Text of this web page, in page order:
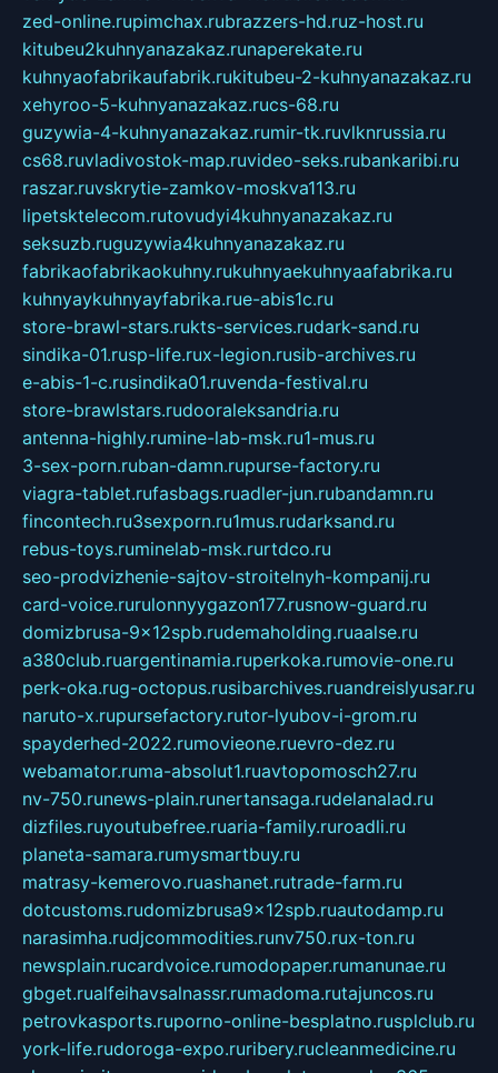
zed-online.rupimchax.rubrazzers-hd.ruz-host.ru
kitubeu2kuhnyanazakaz.runaperekate.ru
kuhnyaofabrikaufabrik.rukitubeu-2-kuhnyanazakaz.ru
xehyroo-5-kuhnyanazakaz.rucs-68.ru
guzywia-4-kuhnyanazakaz.rumir-tk.ruvlknrussia.ru
cs68.ruvladivostok-map.ruvideo-seks.rubankaribi.ru
raszar.ruvskrytie-zamkov-moskva113.ru
lipetsktelecom.rutovudyi4kuhnyanazakaz.ru
seksuzb.ruguzywia4kuhnyanazakaz.ru
fabrikaofabrikaokuhny.rukuhnyaekuhnyaafabrika.ru
kuhnyaykuhnyayfabrika.rue-abis1c.ru
store-brawl-stars.rukts-services.rudark-sand.ru
sindika-01.rusp-life.rux-legion.rusib-archives.ru
e-abis-1-c.rusindika01.ruvenda-festival.ru
store-brawlstars.rudooraleksandria.ru
antenna-highly.rumine-lab-msk.ru1-mus.ru
3-sex-porn.ruban-damn.rupurse-factory.ru
viagra-tablet.rufasbags.ruadler-jun.rubandamn.ru
fincontech.ru3sexporn.ru1mus.rudarksand.ru
rebus-toys.ruminelab-msk.rurtdco.ru
seo-prodvizhenie-sajtov-stroitelnyh-kompanij.ru
card-voice.rurulonnyygazon177.rusnow-guard.ru
domizbrusa-9x12spb.rudemaholding.ruaalse.ru
a380club.ruargentinamia.ruperkoka.rumovie-one.ru
perk-oka.rug-octopus.rusibarchives.ruandreislyusar.ru
naruto-x.rupursefactory.rutor-lyubov-i-grom.ru
spayderhed-2022.rumovieone.ruevro-dez.ru
webamator.ruma-absolut1.ruavtopomosch27.ru
nv-750.runews-plain.runertansaga.rudelanalad.ru
dizfiles.ruyoutubefree.ruaria-family.ruroadli.ru
planeta-samara.rumysmartbuy.ru
matrasy-kemerovo.ruashanet.rutrade-farm.ru
dotcustoms.rudomizbrusa9x12spb.ruautodamp.ru
narasimha.rudjcommodities.runv750.rux-ton.ru
newsplain.rucardvoice.rumodopaper.rumanunae.ru
gbget.rualfeihavsalnassr.rumadoma.rutajuncos.ru
petrovkasports.ruporno-online-besplatno.rusplclub.ru
york-life.rudoroga-expo.ruribery.rucleanmedicine.ru